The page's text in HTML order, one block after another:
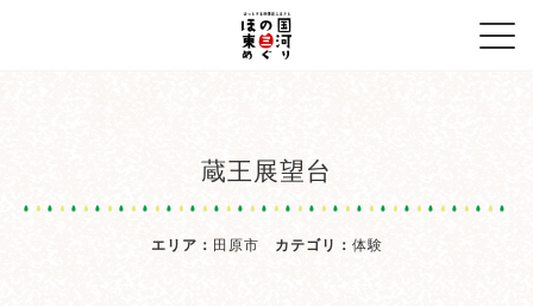
蔵王展望台
エリア： 田原市 カテゴリ： 体験